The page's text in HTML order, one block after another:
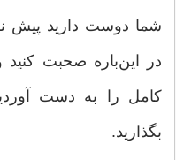
شما دوست دارید پیش
در این‌باره صحبت كنید
كامل را به دست
بگذارید.